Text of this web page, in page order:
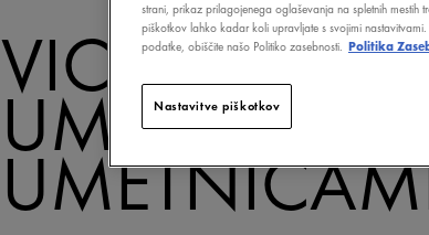
VICHY
strani, prikaz prilagojenega oglaševanja na spletnih mestih
piškotkov lahko kadar koli upravljate s svojimi
podatke, obiščite našo Politiko zasebnosti. Politika
Nastavitve piškotkov